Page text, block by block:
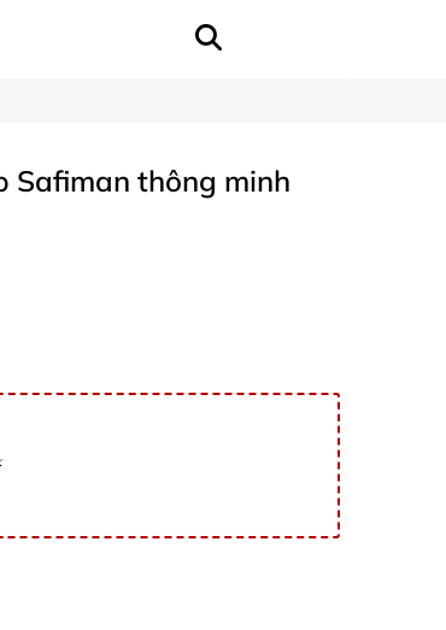
Safiman thông minh